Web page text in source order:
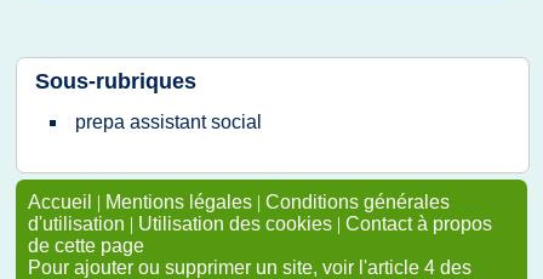
Sous-rubriques
prepa assistant social
Accueil | Mentions légales | Conditions générales
d'utilisation | Utilisation des cookies | Contact à propos
de cette page
Pour ajouter ou supprimer un site, voir l'article 4 des